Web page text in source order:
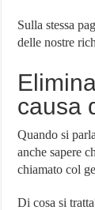
Sulla stessa
delle nostre
causa
Quando si
anche sapere
chiamato col
Di cosa si